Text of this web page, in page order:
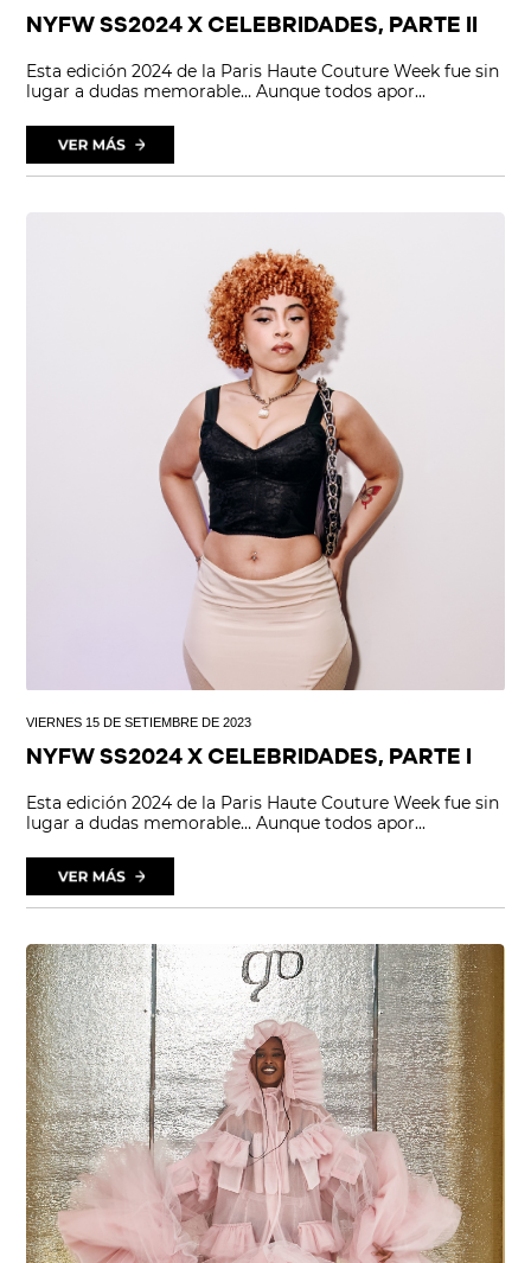
NYFW SS2024 X CELEBRIDADES, PARTE II
Esta edición 2024 de la Paris Haute Couture Week fue sin
lugar a dudas memorable… Aunque todos apor...
VIERNES 15 DE SETIEMBRE DE 2023
NYFW SS2024 X CELEBRIDADES, PARTE I
Esta edición 2024 de la Paris Haute Couture Week fue sin
lugar a dudas memorable… Aunque todos apor...